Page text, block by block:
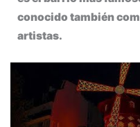
conocido también
artistas.